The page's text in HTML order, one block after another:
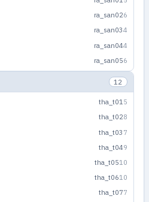
ra_san026
ra_san034
ra_san044
ra_san056
12
tha_t015
tha_t028
tha_t03 7
tha_t049
tha_t0510
tha_t0610
tha_t077